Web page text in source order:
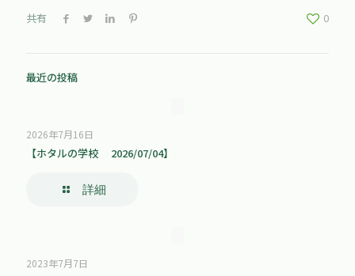
共有 0
最近の投稿
2026年7月16日
【ホタルの学校 2026/07/04】
詳細
2023年7月7日